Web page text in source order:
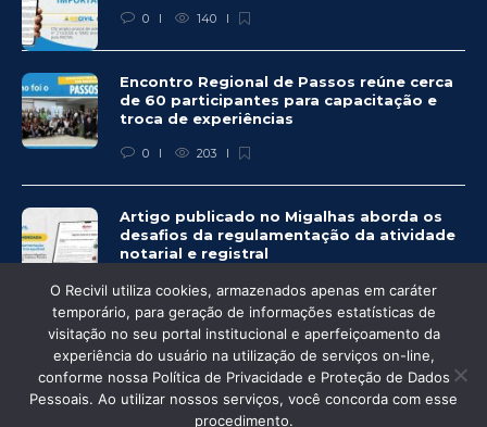
0 140
Encontro Regional de Passos reúne cerca
de 60 participantes para capacitação e
troca de experiências
0 203
Artigo publicado no Migalhas aborda os
desafios da regulamentação da atividade
notarial e registral
0 459
© Recivil 2020 – Todos os direitos reservados.
O Recivil utiliza cookies, armazenados apenas em caráter
temporário, para geração de informações estatísticas de
visitação no seu portal institucional e aperfeiçoamento da
experiência do usuário na utilização de serviços on-line,
conforme nossa Política de Privacidade e Proteção de Dados
Pessoais. Ao utilizar nossos serviços, você concorda com esse
procedimento.